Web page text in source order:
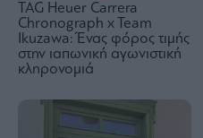
TAG Heuer Carrera
Chronograph x Team
Ikuzawa: Ένας φόρος τιμής
στην ιαπωνική αγωνιστική
κληρονομιά